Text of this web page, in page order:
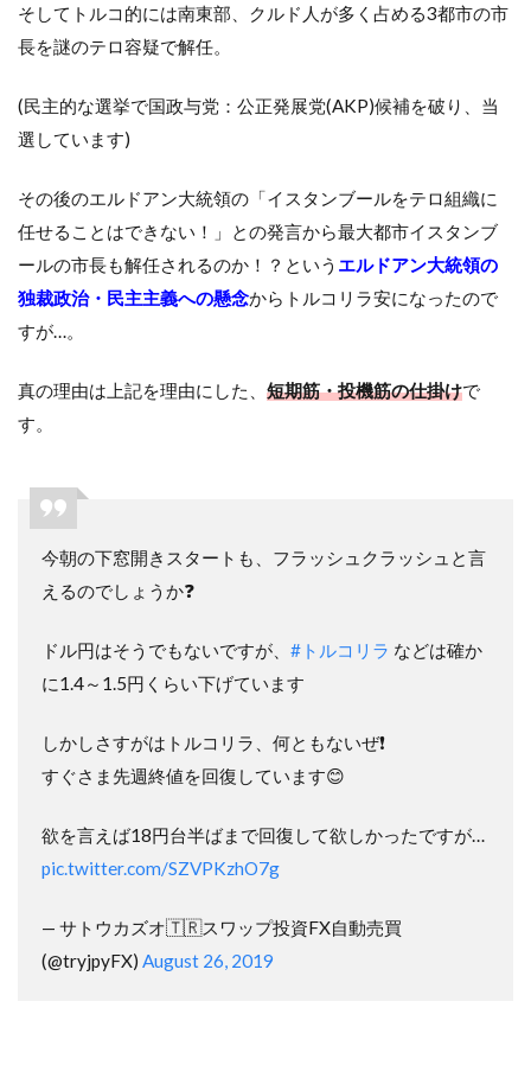
そしてトルコ的には南東部、クルド人が多く占める3都市の市
長を謎のテロ容疑で解任。
(民主的な選挙で国政与党：公正発展党(AKP)候補を破り、当
選しています)
その後のエルドアン大統領の「イスタンブールをテロ組織に
任せることはできない！」との発言から最大都市イスタンブ
ールの市長も解任されるのか！？という エルドアン大統領の
独裁政治・民主主義への懸念からトルコリラ安になったので
すが…。
真の理由は上記を理由にした、 短期筋・投機筋の仕掛けで
す。
今朝の下窓開きスタートも、フラッシュクラッシュと言
えるのでしょうか❓
ドル円はそうでもないですが、 #トルコリラ などは確か
に1.4～1.5円くらい下げています
しかしさすがはトルコリラ、何ともないぜ❗️
すぐさま先週終値を回復しています😊
欲を言えば18円台半ばまで回復して欲しかったですが…
pic.twitter.com/SZVPKzhO7g
— サトウカズオ🇹🇷スワップ投資FX自動売買
(@tryjpyFX) August 26, 2019